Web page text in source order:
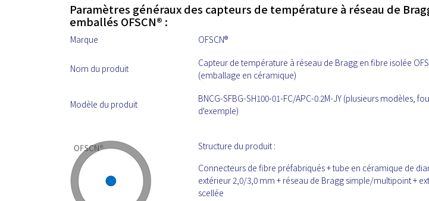
Paramètres généraux des capteurs de température à réseau de
emballés OFSCN® :
Marque OFSCN®
Nom du produit
Capteur de température à réseau de Bragg en fibre isolée
(emballage en céramique)
Modèle du produit
BNCG-SFBG-SH100-01-FC/APC-0.2M-JY (plusieurs modèles,
d'exemple)
Structure du produit :
Connecteurs de fibre préfabriqués + tube en céramique de
extérieur 2,0/3,0 mm + réseau de Bragg simple/multipoint +
scellée